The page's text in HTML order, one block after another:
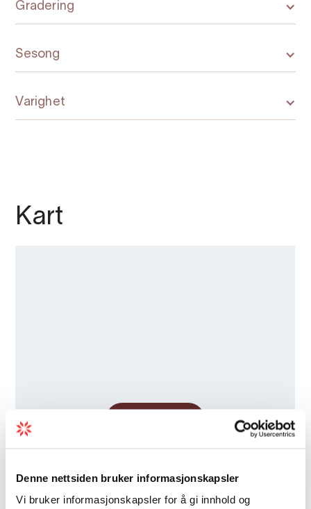
Denne nettsiden bruker informasjonskapsler
Vi bruker informasjonskapsler for å gi innhold og
Gradering
Sesong
Varighet
Kart